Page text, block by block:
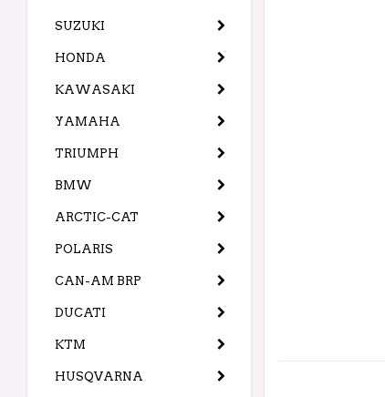
SUZUKI
HONDA
KAWASAKI
YAMAHA
TRIUMPH
BMW
ARCTIC-CAT
POLARIS
CAN-AM BRP
DUCATI
KTM
HUSQVARNA